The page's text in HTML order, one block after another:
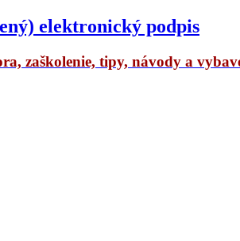
elektronický podpis
zaškolenie, tipy, návody a